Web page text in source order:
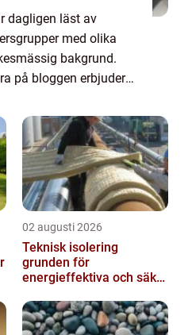
dagligen läst av
med olika
bakgrund.
på bloggen erbjuder
Kontakta
02 augusti 2026
Teknisk isolering
grunden för
energieffektiva och säkra